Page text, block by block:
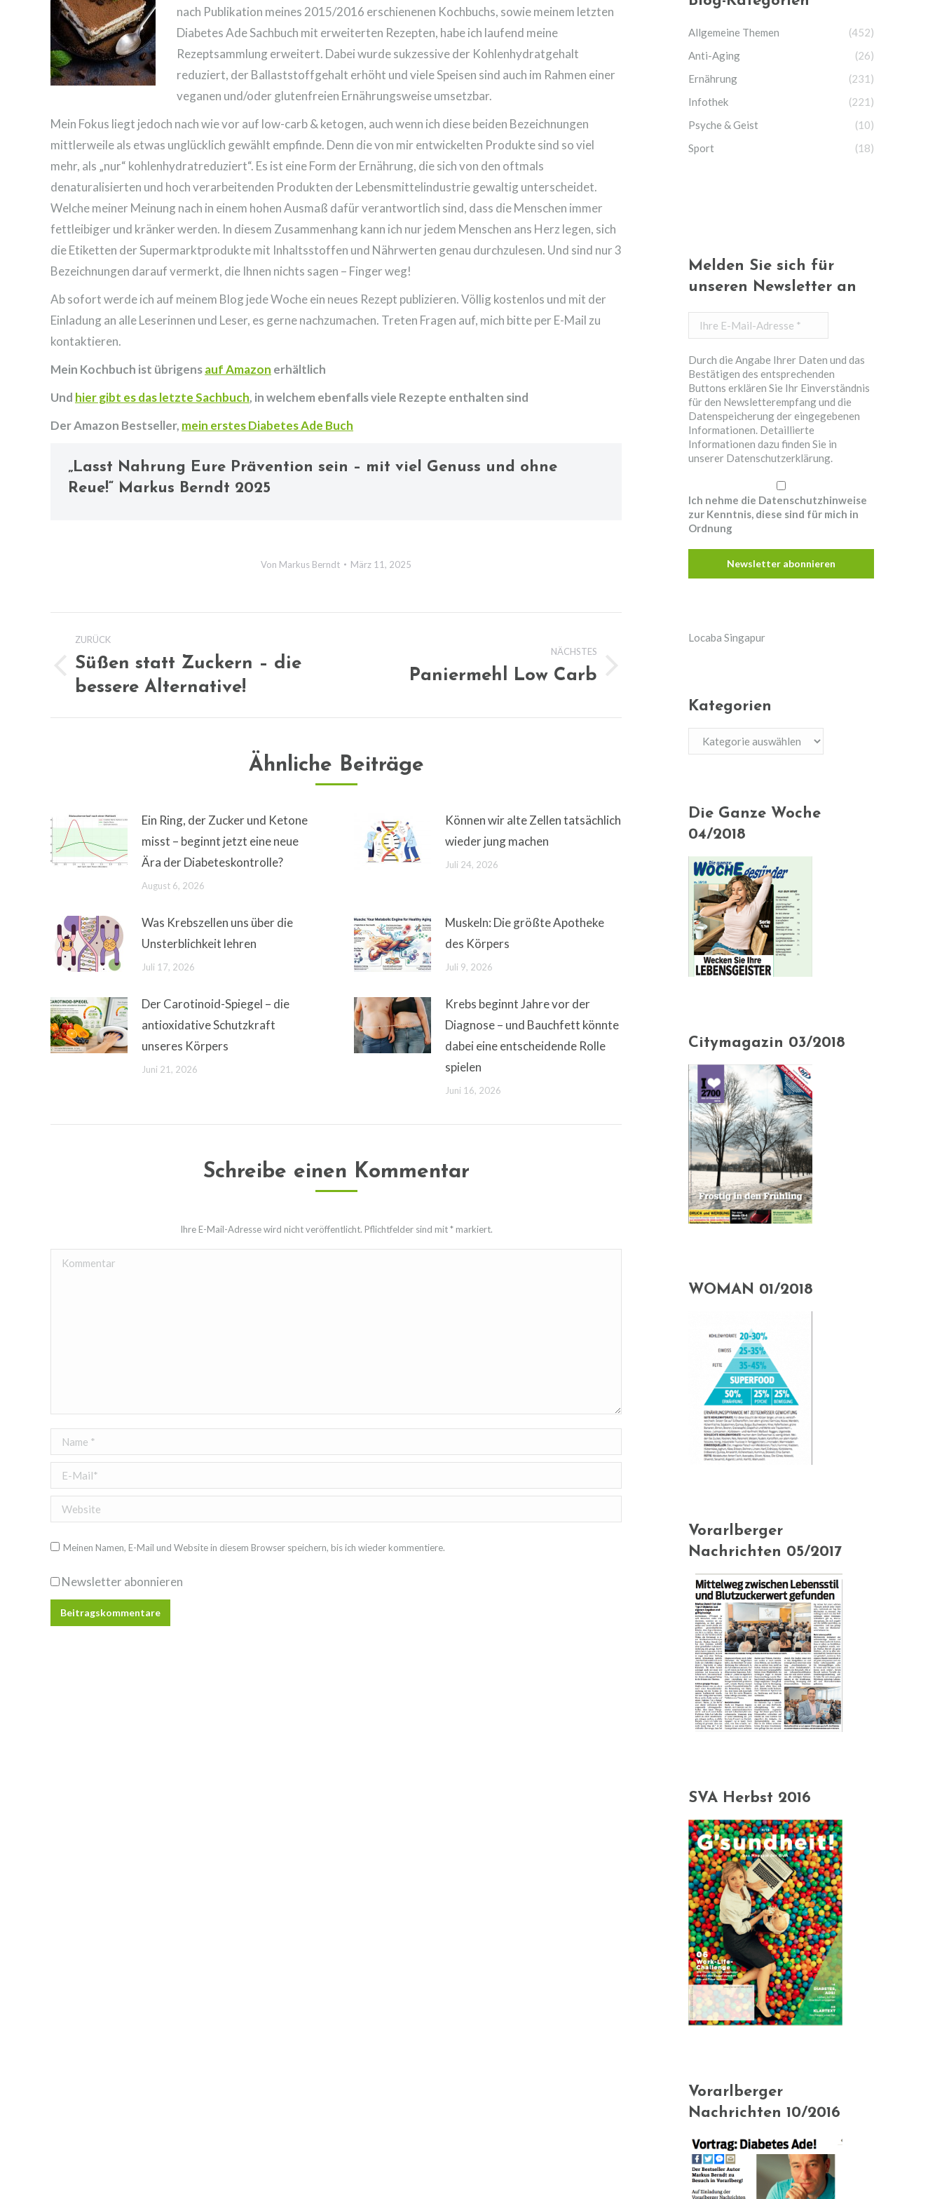
nach Publikation meines 2015/2016 erschienenen Kochbuchs, sowie meinem letzten
Diabetes Ade Sachbuch mit erweiterten Rezepten, habe ich laufend meine
Rezeptsammlung erweitert. Dabei wurde sukzessive der Kohlenhydratgehalt
reduziert, der Ballaststoffgehalt erhöht und viele Speisen sind auch im Rahmen einer
veganen und/oder glutenfreien Ernährungsweise umsetzbar.
Mein Fokus liegt jedoch nach wie vor auf low-carb & ketogen, auch wenn ich diese beiden Bezeichnungen
mittlerweile als etwas unglücklich gewählt empfinde. Denn die von mir entwickelten Produkte sind so viel
mehr, als „nur“ kohlenhydratreduziert“. Es ist eine Form der Ernährung, die sich von den oftmals
denaturalisierten und hoch verarbeitenden Produkten der Lebensmittelindustrie gewaltig unterscheidet.
Welche meiner Meinung nach in einem hohen Ausmaß dafür verantwortlich sind, dass die Menschen immer
fettleibiger und kränker werden. In diesem Zusammenhang kann ich nur jedem Menschen ans Herz legen, sich
die Etiketten der Supermarktprodukte mit Inhaltsstoffen und Nährwerten genau durchzulesen. Und sind nur 3
Bezeichnungen darauf vermerkt, die Ihnen nichts sagen – Finger weg!
Ab sofort werde ich auf meinem Blog jede Woche ein neues Rezept publizieren. Völlig kostenlos und mit der
Einladung an alle Leserinnen und Leser, es gerne nachzumachen. Treten Fragen auf, mich bitte per E-Mail zu
kontaktieren.
Mein Kochbuch ist übrigensauf Amazon erhältlich
Und hier gibt es das letzte Sachbuch, in welchem ebenfalls viele Rezepte enthalten sind
Der Amazon Bestseller, mein erstes Diabetes Ade Buch
„Lasst Nahrung Eure Prävention sein – mit viel Genuss und ohne
Reue!“ Markus Berndt 2025
Von Markus Berndt März 11, 2025
Kommentarnavigation
ZURÜCK
Vorheriger
Beitrag:
Süßen statt Zuckern – die
bessere Alternative!
NÄCHSTES
Paniermehl Low Carb
Ähnliche Beiträge
Ein Ring, der Zucker und Ketone
misst – beginnt jetzt eine neue
Ära der Diabeteskontrolle?
August 6, 2026
Können wir alte Zellen tatsächlich
wieder jung machen
Juli 24, 2026
Was Krebszellen uns über die
Unsterblichkeit lehren
Juli 17, 2026
Muskeln: Die größte Apotheke
des Körpers
Juli 9, 2026
Der Carotinoid-Spiegel – die
antioxidative Schutzkraft
unseres Körpers
Juni 21, 2026
Krebs beginnt Jahre vor der
Diagnose – und Bauchfett könnte
dabei eine entscheidende Rolle
spielen
Juni 16, 2026
Schreibe einen Kommentar
Ihre E-Mail-Adresse wird nicht veröffentlicht. Pflichtfelder sind mit*markiert.
Kommentar
Name *
E-Mail *
Website
Meinen Namen, E-Mail und Website in diesem Browser speichern, bis ich wieder kommentiere.
Newsletter abonnieren
Beitragskommentare
Allgemeine Themen
(452)
Anti-Aging
(26)
Ernährung
(231)
Infothek
(221)
Psyche & Geist
(10)
Sport
(18)
Melden Sie sich für
unseren Newsletter an
Adresse
*
Durch die Angabe Ihrer Daten und das
Bestätigen des entsprechenden
Buttons erklären Sie Ihr Einverständnis
für den Newsletterempfang und die
Datenspeicherung der eingegebenen
Informationen. Detaillierte
Informationen dazu finden Sie in
unserer Datenschutzerklärung.
Ich nehme die Datenschutzhinweise
zur Kenntnis, diese sind für mich in
Ordnung
Locaba Singapur
Kategorien
Kategorien
Die Ganze Woche
04/2018
Citymagazin 03/2018
WOMAN 01/2018
Vorarlberger
Nachrichten 05/2017
SVA Herbst 2016
Vorarlberger
Nachrichten 10/2016